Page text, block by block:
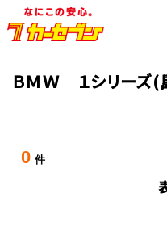
ＢＭＷ １シリーズ(
0 件